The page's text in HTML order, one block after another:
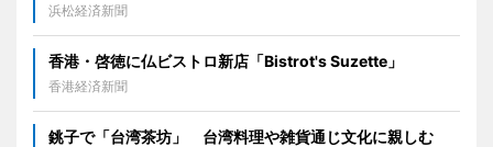
浜松経済新聞
香港・啓徳に仏ビストロ新店「Bistrot's Suzette」
香港経済新聞
銚子で「台湾茶坊」 台湾料理や雑貨通じ文化に親しむ